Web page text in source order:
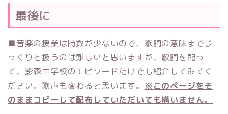
最後に
■音楽の授業は時数が少ないので、歌詞の意味までじ
っくりと扱うのは難しいと思いますが、歌詞を配っ
て、影森中学校のエピソードだけでも紹介してみてく
ださい。歌声も変わると思います。 ※このページをそ
のままコピーして配布していただいても構いません。